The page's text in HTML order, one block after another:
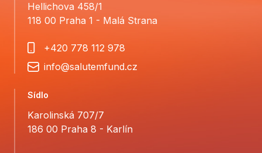
Hellichova 458/1
118 00 Praha 1 - Malá Strana
+420 778 112 978
info@salutemfund.cz
Sídlo
Karolinská 707/7
186 00 Praha 8 - Karlín